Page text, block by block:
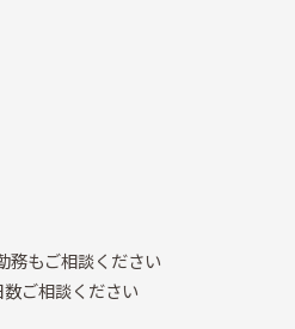
務もご相談ください
ご相談ください